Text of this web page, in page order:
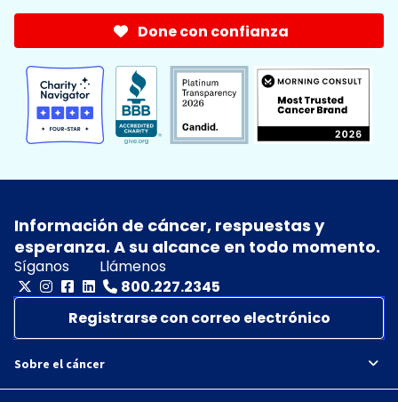
Done con confianza
Información de cáncer, respuestas y
esperanza. A su alcance en todo momento.
Síganos
Llámenos
800.227.2345
Registrarse con correo electrónico
Sobre el cáncer